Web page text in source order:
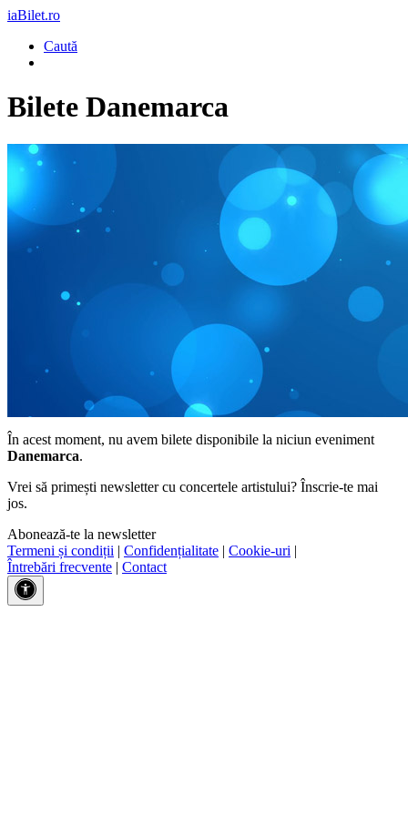
iaBilet.ro
Caută
Bilete Danemarca
În acest moment, nu avem bilete disponibile la niciun eveniment
Danemarca.
Vrei să primești newsletter cu concertele artistului? Înscrie-te mai
jos.
Abonează-te la newsletter
Termeni și condiții | Confidențialitate | Cookie-uri |
Întrebări frecvente | Contact